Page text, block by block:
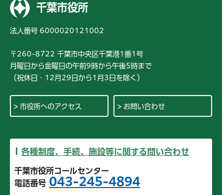
千葉市役所
法人番号 6000020121002
〒260-8722 千葉市中央区千葉港1番1号
月曜日から金曜日の午前9時から午後5時まで
（祝休日・12月29日から1月3日を除く）
市役所へのアクセス お問い合わせ
各種制度、手続、施設等に関する問い合わせ
千葉市役所コールセンター
電話番号 043-245-4894